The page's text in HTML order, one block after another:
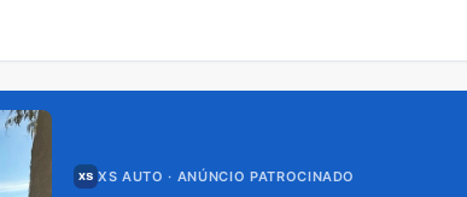
XS AUTO · ANÚNCIO PATROCINADO